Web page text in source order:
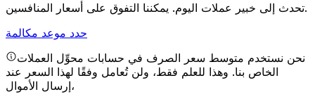
تحدث إلى خبير عملات اليوم.يمكننا التفوق على أسعار المنافسين.
حدد موعد مكالمة
نحن نستخدم متوسط سعر الصرف في حسابات محوِّل العملات
الخاص بنا. وهذا للعلم فقط، ولن تُعامل وفقًا لهذا السعر عند
إرسال الأموال،